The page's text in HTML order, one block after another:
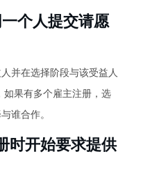
个人提交请愿
并在选择阶段与该受益人
果有多个雇主注册，选
谁合作。
时开始要求提供